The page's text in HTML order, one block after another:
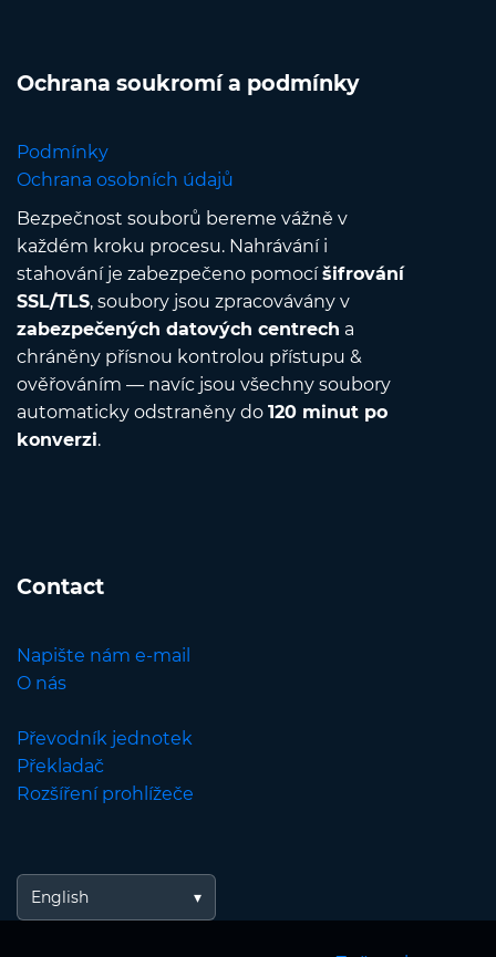
Ochrana soukromí a podmínky
Podmínky
Ochrana osobních údajů
Bezpečnost souborů bereme vážně v
každém kroku procesu. Nahrávání i
stahování je zabezpečeno pomocíšifrování
SSL/TLS, soubory jsou zpracovávány v
zabezpečených datových centrech a
chráněny přísnou kontrolou přístupu &
ověřováním — navíc jsou všechny soubory
automaticky odstraněny do 120 minut po
konverzi.
Contact
Napište nám e-mail
O nás
Převodník jednotek
Překladač
Rozšíření prohlížeče
English